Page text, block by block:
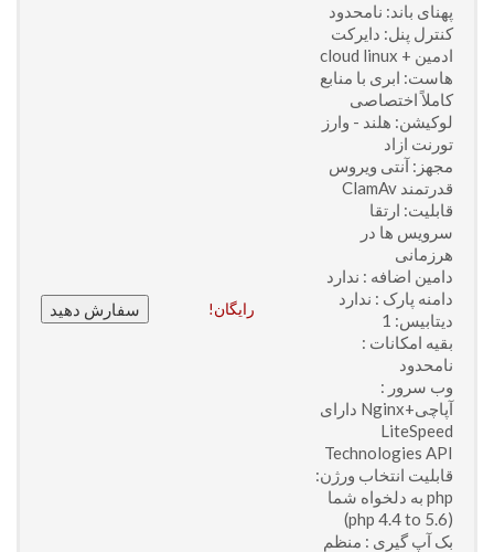
پهنای باند: نامحدود
کنترل پنل: دایرکت
ادمین + cloud linux
هاست: ابری با منابع
کاملاً اختصاصی
لوکیشن: هلند - وارز
تورنت ازاد
مجهز: آنتی ویروس
قدرتمند ClamAv
قابلیت: ارتقا
سرویس ها در
هرزمانی
دامین اضافه : ندارد
دامنه پارک : ندارد
دیتابیس: 1
بقیه امکانات :
نامحدود
وب سرور :
آپاچی+Nginx دارای
LiteSpeed
Technologies API
قابلیت انتخاب ورژن:
php به دلخواه شما
(php 4.4 to 5.6)
بک آپ گیری : منظم
رایگان!